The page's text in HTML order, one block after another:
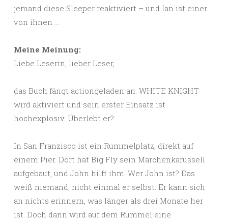
jemand diese Sleeper reaktiviert – und Ian ist einer
von ihnen …
Meine Meinung:
Liebe Leserin, lieber Leser,
das Buch fängt actiongeladen an: WHITE KNIGHT
wird aktiviert und sein erster Einsatz ist
hochexplosiv. Überlebt er?
In San Franzisco ist ein Rummelplatz, direkt auf
einem Pier. Dort hat Big Fly sein Märchenkarussell
aufgebaut, und John hilft ihm. Wer John ist? Das
weiß niemand, nicht einmal er selbst. Er kann sich
an nichts erinnern, was länger als drei Monate her
ist. Doch dann wird auf dem Rummel eine